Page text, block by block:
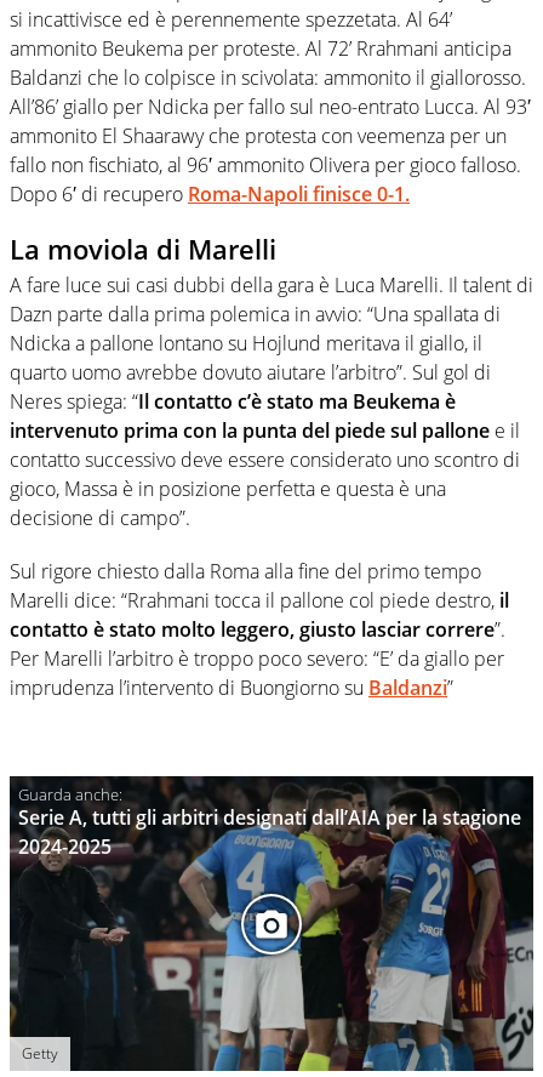
si incattivisce ed è perennemente spezzetata. Al 64’
ammonito Beukema per proteste. Al 72’ Rrahmani anticipa
Baldanzi che lo colpisce in scivolata: ammonito il giallorosso.
All’86’ giallo per Ndicka per fallo sul neo-entrato Lucca. Al 93′
ammonito El Shaarawy che protesta con veemenza per un
fallo non fischiato, al 96′ ammonito Olivera per gioco falloso.
Dopo 6′ di recupero Roma-Napoli finisce 0-1.
La moviola di Marelli
A fare luce sui casi dubbi della gara è Luca Marelli. Il talent di
Dazn parte dalla prima polemica in avvio: “Una spallata di
Ndicka a pallone lontano su Hojlund meritava il giallo, il
quarto uomo avrebbe dovuto aiutare l’arbitro”. Sul gol di
Neres spiega: “Il contatto c’è stato ma Beukema è
intervenuto prima con la punta del piede sul pallone e il
contatto successivo deve essere considerato uno scontro di
gioco, Massa è in posizione perfetta e questa è una
decisione di campo”.
Sul rigore chiesto dalla Roma alla fine del primo tempo
Marelli dice: “Rrahmani tocca il pallone col piede destro, il
contatto è stato molto leggero, giusto lasciar correre”.
Per Marelli l’arbitro è troppo poco severo: “E’ da giallo per
imprudenza l’intervento di Buongiorno su Baldanzi”
Serie A, tutti gli arbitri designati dall’AIA per la stagione
2024-2025
Getty